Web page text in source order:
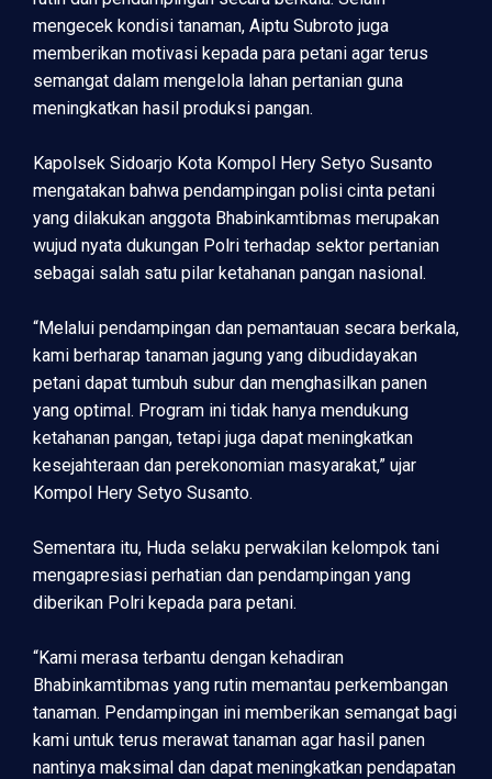
mengecek kondisi tanaman, Aiptu Subroto juga
memberikan motivasi kepada para petani agar terus
semangat dalam mengelola lahan pertanian guna
meningkatkan hasil produksi pangan.
Kapolsek Sidoarjo Kota Kompol Hery Setyo Susanto
mengatakan bahwa pendampingan polisi cinta petani
yang dilakukan anggota Bhabinkamtibmas merupakan
wujud nyata dukungan Polri terhadap sektor pertanian
sebagai salah satu pilar ketahanan pangan nasional.
“Melalui pendampingan dan pemantauan secara berkala,
kami berharap tanaman jagung yang dibudidayakan
petani dapat tumbuh subur dan menghasilkan panen
yang optimal. Program ini tidak hanya mendukung
ketahanan pangan, tetapi juga dapat meningkatkan
kesejahteraan dan perekonomian masyarakat,” ujar
Kompol Hery Setyo Susanto.
Sementara itu, Huda selaku perwakilan kelompok tani
mengapresiasi perhatian dan pendampingan yang
diberikan Polri kepada para petani.
“Kami merasa terbantu dengan kehadiran
Bhabinkamtibmas yang rutin memantau perkembangan
tanaman. Pendampingan ini memberikan semangat bagi
kami untuk terus merawat tanaman agar hasil panen
nantinya maksimal dan dapat meningkatkan pendapatan